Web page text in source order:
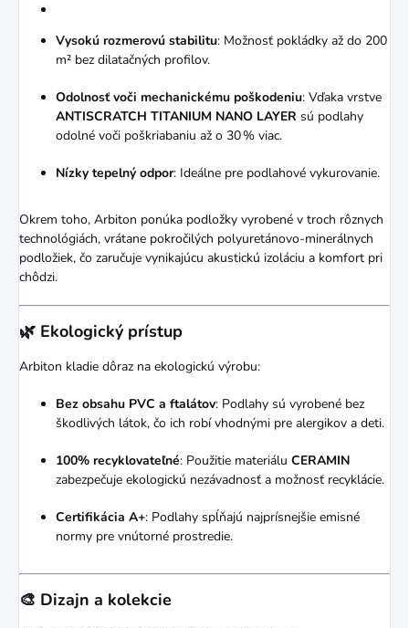
Vysokú rozmerovú stabilitu: Možnosť pokládky až do 200
m² bez dilatačných profilov.
Odolnosť voči mechanickému poškodeniu: Vďaka vrstve
ANTISCRATCH TITANIUM NANO LAYER sú podlahy
odolné voči poškriabaniu až o 30 % viac.
Nízky tepelný odpor: Ideálne pre podlahové vykurovanie.
Okrem toho, Arbiton ponúka podložky vyrobené v troch rôznych
technológiách, vrátane pokročilých polyuretánovo-minerálnych
podložiek, čo zaručuje vynikajúcu akustickú izoláciu a komfort pri
chôdzi.
🌿 Ekologický prístup
Arbiton kladie dôraz na ekologickú výrobu:
Bez obsahu PVC a ftalátov: Podlahy sú vyrobené bez
škodlivých látok, čo ich robí vhodnými pre alergikov a deti.
100% recyklovateľné: Použitie materiálu CERAMIN
zabezpečuje ekologickú nezávadnosť a možnosť recyklácie.
Certifikácia A+: Podlahy spĺňajú najprísnejšie emisné
normy pre vnútorné prostredie.
🎨 Dizajn a kolekcie